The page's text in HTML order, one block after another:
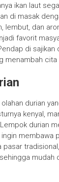
ikan laut
di masak
lembut, dan
favorit
di
menambah
durian
kenyal,
durian
membawa
mudah